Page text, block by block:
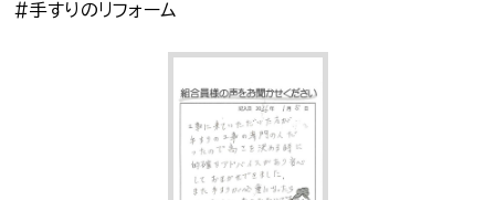
＃手すりのリフォーム